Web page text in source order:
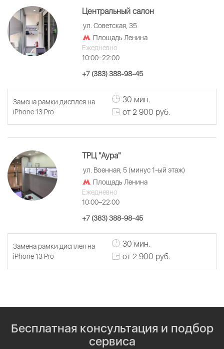
Центральный салон
ул. Советская, 35
Площадь Ленина
Ежедневно
10:00–22:00
+7 (383) 388-98-45
Замена рамки дисплея на
iPhone 13 Pro
30 мин.
от 2 900 руб.
ТРЦ "Аура"
ул. Военная, 5 (минус 1-ый этаж)
Площадь Ленина
Ежедневно
10:00–22:00
+7 (383) 388-98-45
Замена рамки дисплея на
iPhone 13 Pro
30 мин.
от 2 900 руб.
Бесплатная консультация и подбор
сервиса